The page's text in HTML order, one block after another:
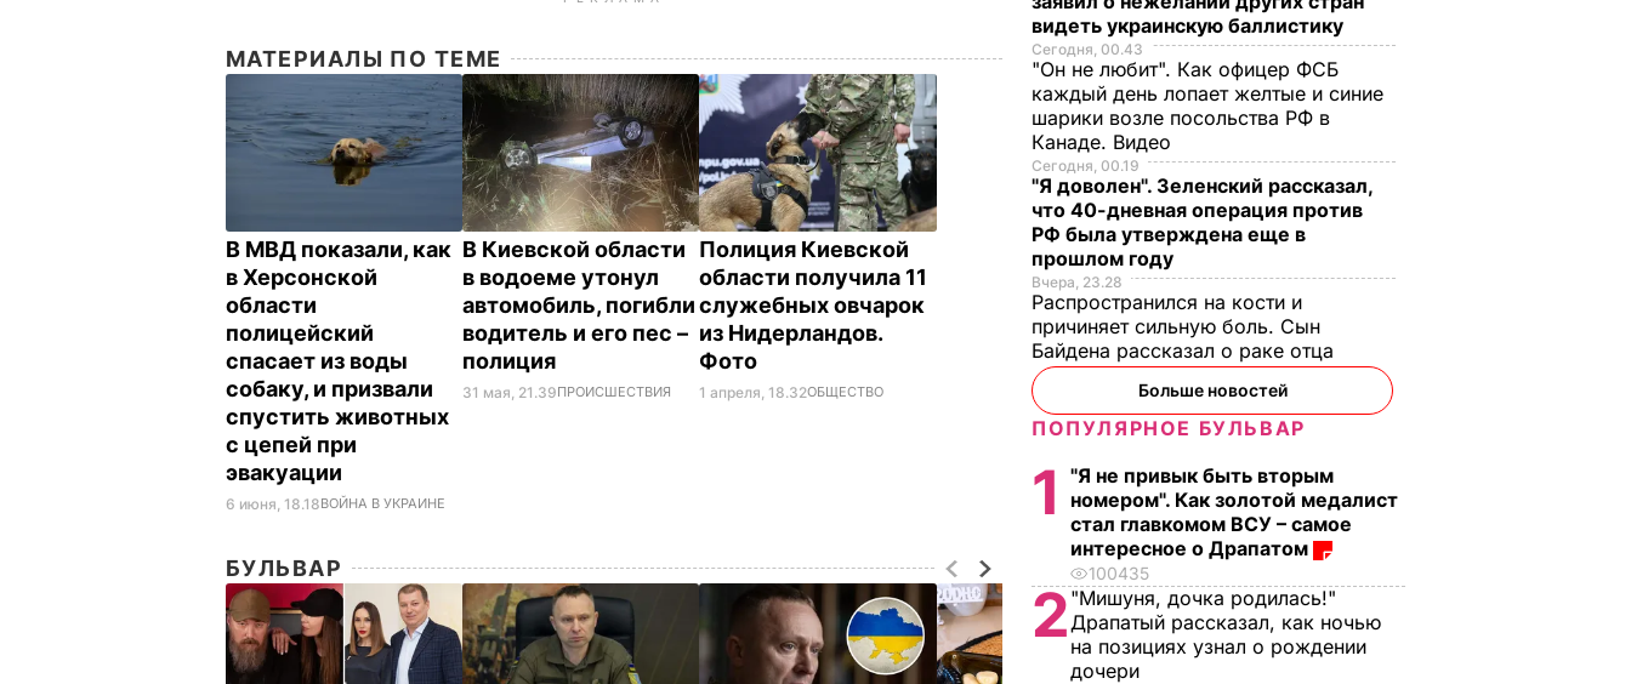
МАТЕРИАЛЫ ПО ТЕМЕ
В МВД показали, как
в Херсонской
области
полицейский
спасает из воды
собаку, и призвали
спустить животных
с цепей при
эвакуации
6 июня, 18.18ВОЙНА В УКРАИНЕ
В Киевской области
в водоеме утонул
автомобиль, погибли
водитель и его пес –
полиция
31 мая, 21.39ПРОИСШЕСТВИЯ
Полиция Киевской
области получила 11
служебных овчарок
из Нидерландов.
Фото
1 апреля, 18.32ОБЩЕСТВО
БУЛЬВАР
видеть украинскую баллистику
Сегодня, 00.43
"Он не любит". Как офицер ФСБ
каждый день лопает желтые и синие
шарики возле посольства РФ в
Канаде. Видео
Сегодня, 00.19
"Я доволен". Зеленский рассказал,
что 40-дневная операция против
РФ была утверждена еще в
прошлом году
Вчера, 23.28
Распространился на кости и
причиняет сильную боль. Сын
Байдена рассказал о раке отца
Больше новостей
ПОПУЛЯРНОЕ БУЛЬВАР
1
"Я не привык быть вторым
номером". Как золотой медалист
стал главкомом ВСУ – самое
интересное о Драпатом
100435
2 "Мишуня, дочка родилась!"
Драпатый рассказал, как ночью
на позициях узнал о рождении
дочери